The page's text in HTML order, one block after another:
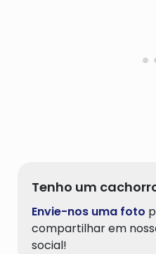
Tenho um
Envie-nos uma foto
compartilhar em
social!